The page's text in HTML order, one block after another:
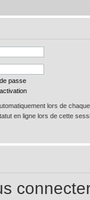
passe
lors de
en ligne lors de cette